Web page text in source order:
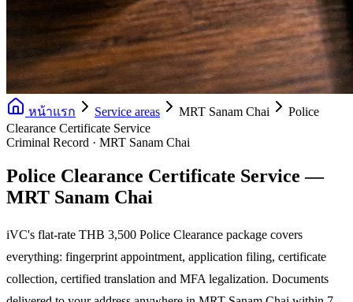
หน้าแรก Service areas MRT Sanam Chai
Police
Clearance Certificate Service
Criminal Record · MRT Sanam Chai
Police Clearance Certificate Service —
MRT Sanam Chai
iVC's flat-rate THB 3,500 Police Clearance package covers
everything: fingerprint appointment, application filing, certificate
collection, certified translation and MFA legalization. Documents